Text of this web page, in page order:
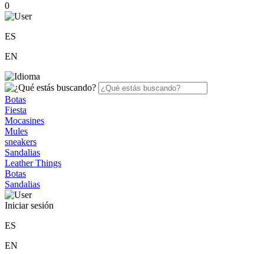
0
ES
EN
Botas
Fiesta
Mocasines
Mules
sneakers
Sandalias
Leather Things
Botas
Sandalias
Iniciar sesión
ES
EN